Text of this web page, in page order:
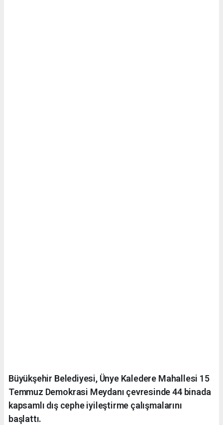
Büyükşehir Belediyesi, Ünye Kaledere Mahallesi 15
Temmuz Demokrasi Meydanı çevresinde 44 binada
kapsamlı dış cephe iyileştirme çalışmalarını
başlattı.